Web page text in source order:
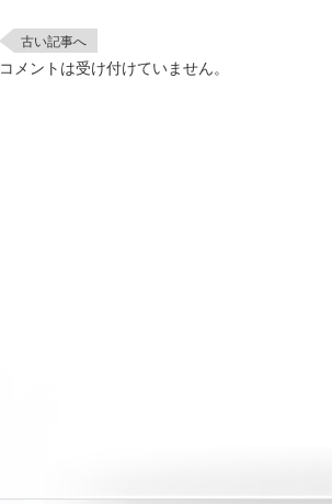
古い記事へ
コメントは受け付けていません。